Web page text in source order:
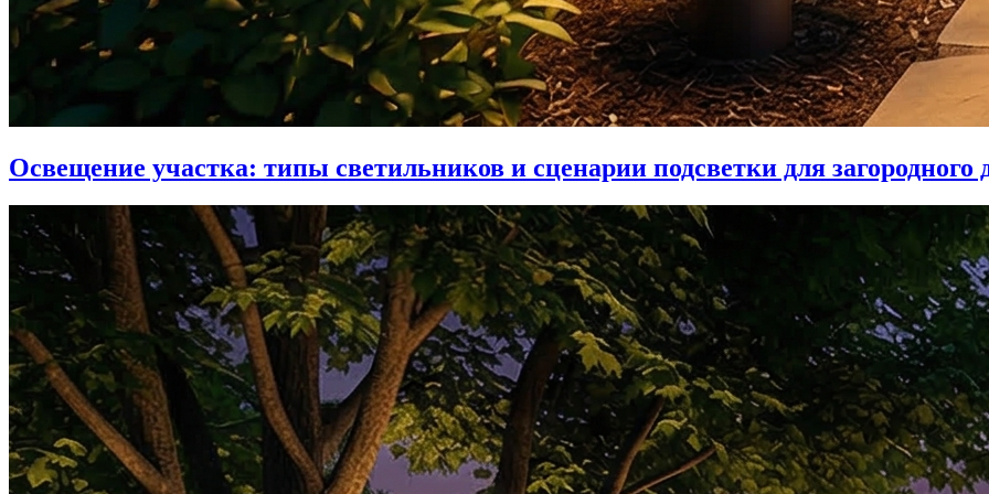
Освещение участка: типы светильников и сценарии подсветки для загородного